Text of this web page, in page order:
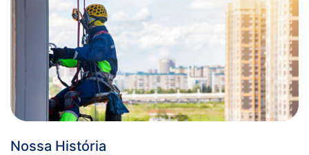
Nossa História